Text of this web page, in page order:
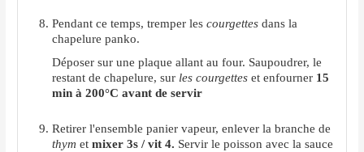
Pendant ce temps, tremper lescourgettesdans la
chapelure panko.
Déposer sur une plaque allant au four. Saupoudrer, le
restant de chapelure, sur les courgettes et enfourner 15
min à 200°C avant de servir
Retirer l'ensemble panier vapeur, enlever la branche de
thymetmixer 3s / vit 4. Servir le poisson avec la sauce